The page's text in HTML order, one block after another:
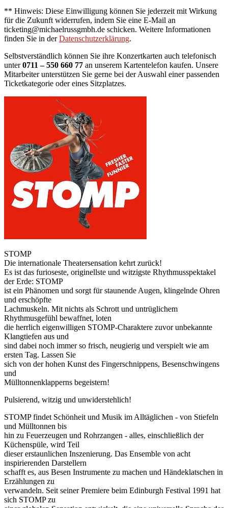
** Hinweis: Diese Einwilligung können Sie jederzeit mit Wirkung
für die Zukunft widerrufen, indem Sie eine E-Mail an
ticketing@michaelrussgmbh.de schicken. Weitere Informationen
finden Sie in derDatenschutzerklärung.
Selbstverständlich können Sie ihre Konzertkarten auch telefonisch
unter0711 – 550 660 77 an unserem Kartentelefon kaufen. Unsere
Mitarbeiter unterstützen Sie gerne bei der Auswahl einer passenden
Ticketkategorie oder eines Sitzplatzes.
STOMP
Die internationale Theatersensation kehrt zurück!
Es ist das furioseste, originellste und witzigste Rhythmusspektakel
der Erde: STOMP
ist ein Phänomen und sorgt für staunende Augen, klingelnde Ohren
und erschöpfte
Lachmuskeln. Mit nichts als Schrott und untrüglichem
Rhythmusgefühl bewaffnet, loten
die herrlich eigenwilligen STOMP-Charaktere zuvor unbekannte
Klangtiefen aus und
sind dabei noch immer so frisch, neugierig und verspielt wie am
ersten Tag. Lassen Sie
sich von der hohen Kunst des Fingerschnippens, Besenschwingens
und
Mülltonnenklapperns begeistern!
Pulsierend, witzig und unwiderstehlich!
STOMP findet Schönheit und Musik im Alltäglichen - von Stiefeln
und Mülltonnen bis
hin zu Feuerzeugen und Rohrzangen - alles, einschließlich der
Küchenspüle, wird Teil
dieser erstaunlichen Inszenierung. Das Ensemble von acht
inspirierenden Darstellern
schafft es, aus Besen Instrumente zu machen und Händeklatschen in
Erzählungen zu
verwandeln. Seit seiner Premiere beim Edinburgh Festival 1991 hat
sich STOMP zu